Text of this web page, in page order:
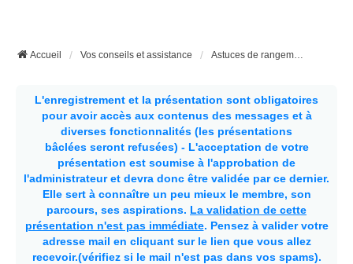
Accueil Vos conseils et assistance Astuces de rangements dans un fourgon aménagé
L'enregistrement et la présentation sont obligatoires
pour avoir accès aux contenus des messages et à
diverses fonctionnalités (les présentations
bâclées seront refusées) - L'acceptation de votre
présentation est soumise à l'approbation de
l'administrateur et devra donc être validée par ce dernier.
Elle sert à connaître un peu mieux le membre, son
parcours, ses aspirations. La validation de cette
présentation n'est pas immédiate. Pensez à valider votre
adresse mail en cliquant sur le lien que vous allez
recevoir.(vérifiez si le mail n'est pas dans vos spams).